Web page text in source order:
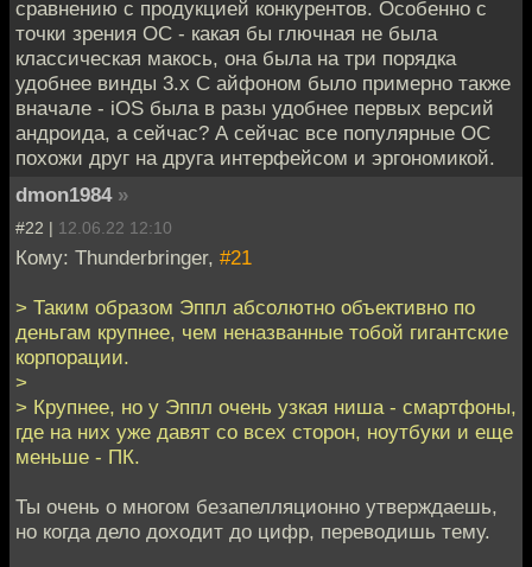
сравнению с продукцией конкурентов. Особенно с
точки зрения ОС - какая бы глючная не была
классическая макось, она была на три порядка
удобнее винды 3.x C айфоном было примерно также
вначале - iOS была в разы удобнее первых версий
андроида, а сейчас? А сейчас все популярные ОС
похожи друг на друга интерфейсом и эргономикой.
dmon1984 »
#22 | 12.06.22 12:10
Кому: Thunderbringer, #21
> Таким образом Эппл абсолютно объективно по
деньгам крупнее, чем неназванные тобой гигантские
корпорации.
>
> Крупнее, но у Эппл очень узкая ниша - смартфоны,
где на них уже давят со всех сторон, ноутбуки и еще
меньше - ПК.
Ты очень о многом безапелляционно утверждаешь,
но когда дело доходит до цифр, переводишь тему.